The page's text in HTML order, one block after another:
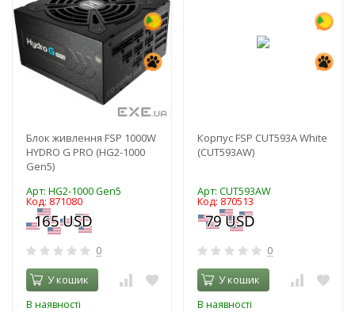
Блок живлення FSP 1000W
HYDRO G PRO (HG2-1000
Gen5)
Арт: HG2-1000 Gen5
Код: 871080
0
У кошик
В наявності
Корпус FSP CUT593A White
(CUT593AW)
Арт: CUT593AW
Код: 870513
0
У кошик
В наявності